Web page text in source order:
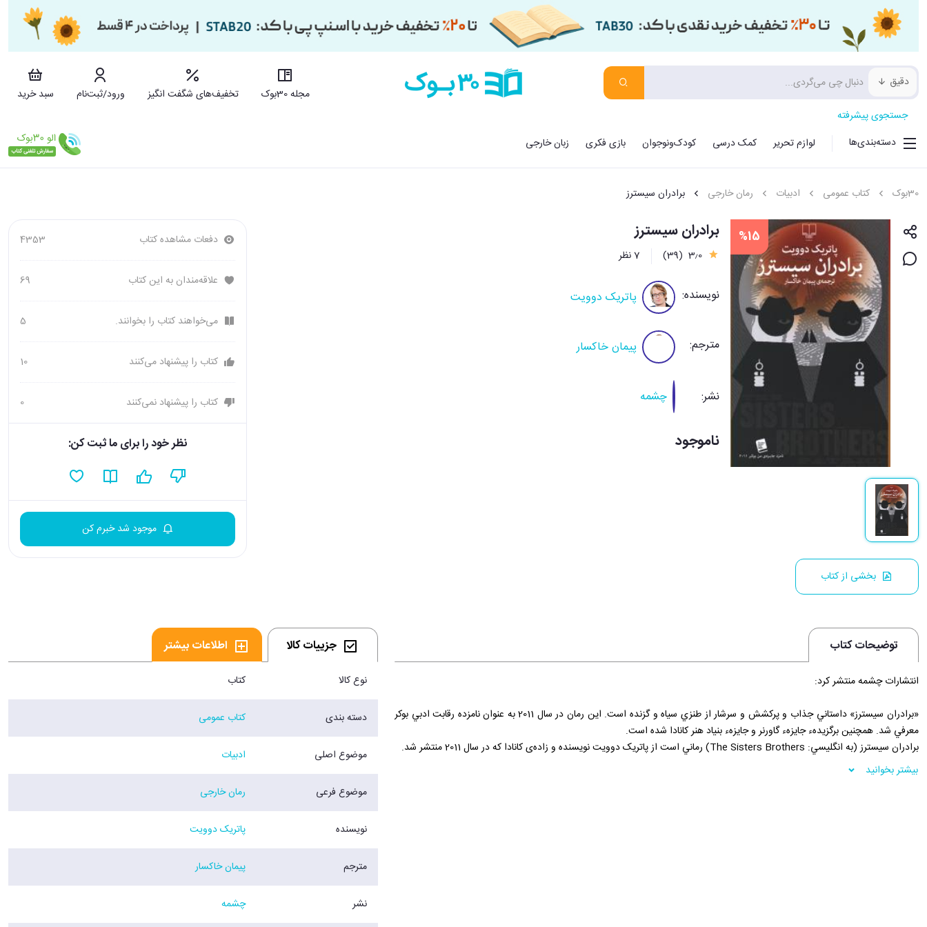
دقیق
مجله 30بوک تخفیف‌های شگفت انگیز ورود/ثبت‌نام
سبد خرید
جستجوی پیشرفته
دسته‌بندی‌ها
لوازم تحریر کمک درسی کودک‌ونوجوان بازی فکری زبان خارجی
30بوک کتاب عمومی ادبیات رمان خارجی برادران سیسترز
%15
بخشی از کتاب
برادران سیسترز
3٫0 (39) 7 نظر
نویسنده: پاتریک دوویت
مترجم: پیمان خاکسار
نشر: چشمه
ناموجود
دفعات مشاهده کتاب 4353
علاقه‌مندان به این کتاب 69
می‌خواهند کتاب را بخوانند. 5
کتاب را پیشنهاد می‌کنند 10
کتاب را پیشنهاد نمی‌کنند 0
نظر خود را برای ما ثبت کن:
موجود شد خبرم کن
توضیحات کتاب
انتشارات چشمه منتشر کرد:
«برادران سيسترز» داستاني جذاب و پرکشش و سرشار از طنزي سياه و گزنده است. اين رمان در سال 2011 به عنوان نامزده رقابت ادبي بوکر
معرفي شد. همچنين برگزيدهء جايزهء گاورنر و جايزهء بنياد هنر کانادا شده است.
برادران سيسترز (به انگليسي: The Sisters Brothers) رماني است از پاتريک دوويت نويسنده و زاده‌ی کانادا که در سال 2011 منتشر شد.
کتاب‌هاي سال 2011 نيز حضور داشت.
بیشتر بخوانید
جزییات کالا اطلاعات بیشتر
نوع کالا کتاب
دسته بندی کتاب عمومی
موضوع اصلی ادبیات
موضوع فرعی رمان خارجی
نویسنده پاتریک دوویت
مترجم پیمان خاکسار
نشر چشمه